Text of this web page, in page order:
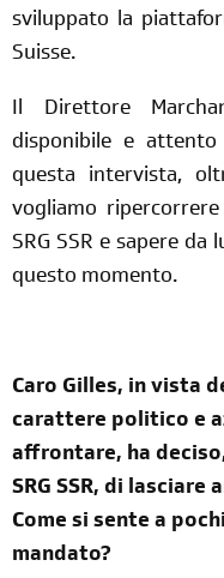
sviluppato la
Suisse.
Il Direttore
disponibile e
questa intervista,
vogliamo
SRG SSR e sapere
questo momento.
Caro Gilles, in vista
carattere politico e
affrontare, ha
SRG SSR, di
Come si sente a
mandato?